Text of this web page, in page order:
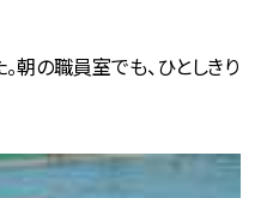
朝の職員室でも、ひとしきり